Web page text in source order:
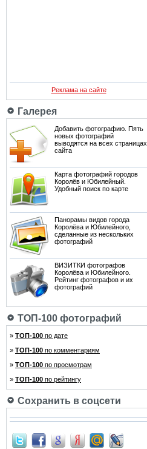
Реклама на сайте
Галерея
Добавить фотографию. Пять
новых фотографий
выводятся на всех страницах
сайта
Карта фотографий городов
Королёв и Юбилейный.
Удобный поиск по карте
Панорамы видов города
Королёва и Юбилейного,
сделанные из нескольких
фотографий
ВИЗИТКИ фотографов
Королёва и Юбилейного.
Рейтинг фотографов и их
фотографий
ТОП-100 фотографий
» ТОП-100 по дате
» ТОП-100 по комментариям
» ТОП-100 по просмотрам
» ТОП-100 по рейтингу
Сохранить в соцсети